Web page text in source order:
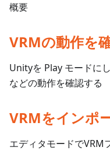
概要
VRMの動作を
Unityを Play モードに
などの動作を確認する
VRMをインポ
エディタモードでVRM